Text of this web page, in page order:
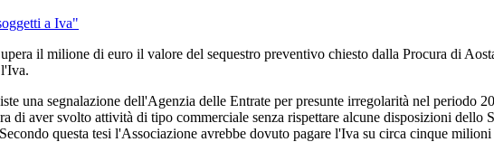
a Iva"
il milione di euro il valore del sequestro preventivo chiesto dalla Procura di
una segnalazione dell'Agenzia delle Entrate per presunte irregolarità nel periodo
di aver svolto attività di tipo commerciale senza rispettare alcune disposizioni dello
questa tesi l'Associazione avrebbe dovuto pagare l'Iva su circa cinque